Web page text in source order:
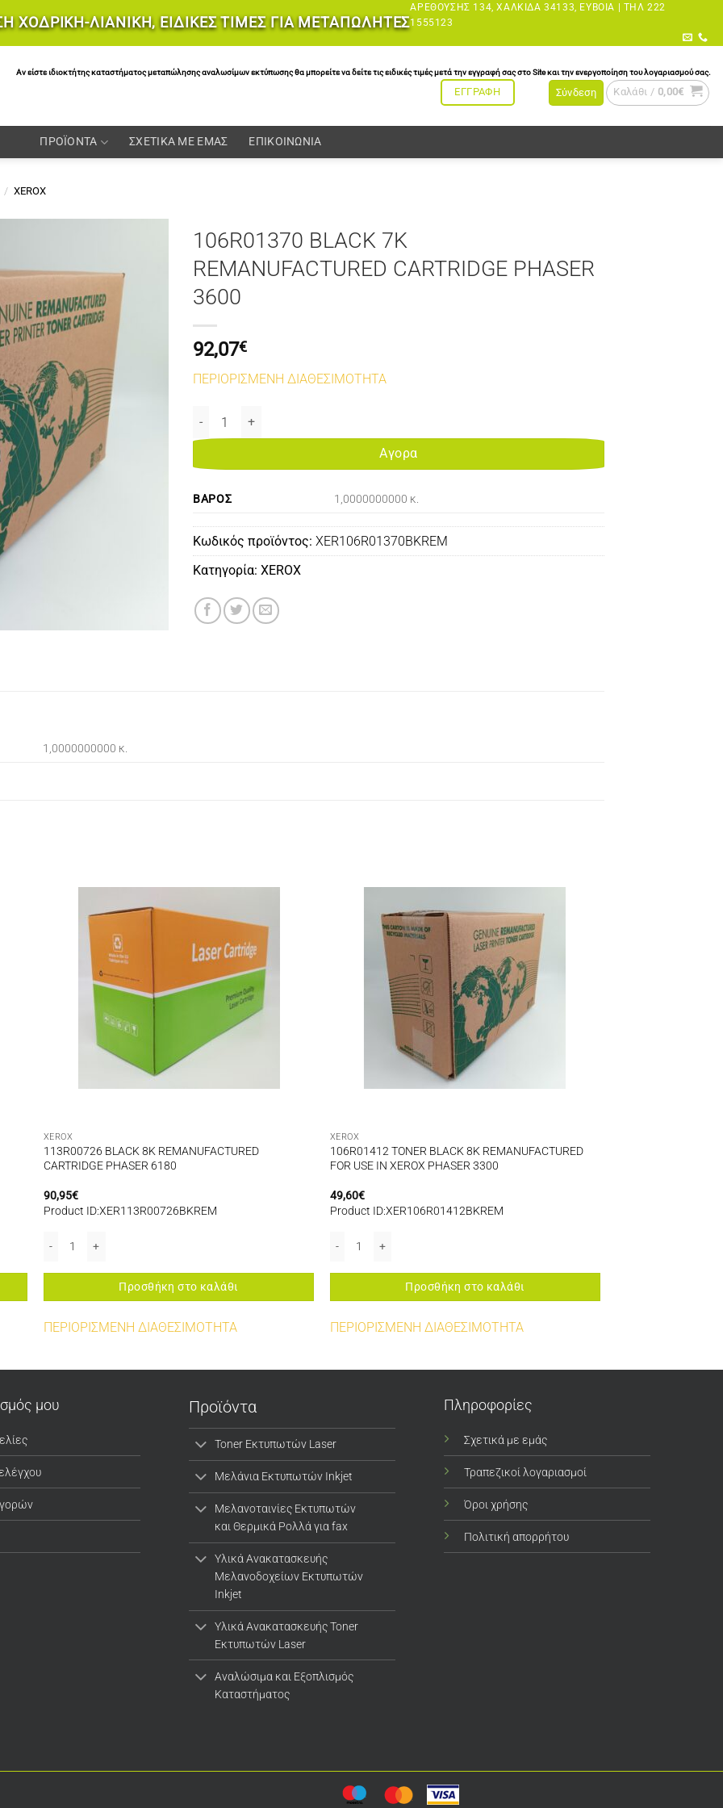
ΧΟΔΡΙΚΗ-ΛΙΑΝΙΚΗ, ΕΙΔΙΚΕΣ ΤΙΜΕΣ ΓΙΑ ΜΕΤΑΠΩΛΗΤΕΣ
ΑΡΕΘΟΎΣΗΣ 134, ΧΑΛΚΊΔΑ 34133, ΕΎΒΟΙΑ | ΤΗΛ 222
1555123
Αν είστε ιδιοκτήτης καταστήματος μεταπώλησης αναλωσίμων εκτύπωσης θα μπορείτε να δείτε τις ειδικές τιμές μετά την εγγραφή σας στο Site και την ενεργοποίηση του λογαριασμού σας.
ΕΓΓΡΑΦΗ Σύνδεση Καλάθι / 0,00€
ΠΡΟΪΟΝΤΑ ΣΧΕΤΙΚΑ ΜΕ ΕΜΑΣ ΕΠΙΚΟΙΝΩΝΙΑ
/ XEROX
106R01370 BLACK 7K
REMANUFACTURED CARTRIDGE PHASER
3600
92,07€
ΠΕΡΙΟΡΙΣΜΕΝΗ ΔΙΑΘΕΣΙΜΟΤΗΤΑ
106R01370 BLACK 7K REMANUFACTURED CARTRIDGE PHASER 3600 ποσότητα
Αγορα
ΒΆΡΟΣ 1,0000000000 κ.
Κωδικός προϊόντος: XER106R01370BKREM
Κατηγορία: XEROX
1,0000000000 κ.
XEROX
113R00726 BLACK 8K REMANUFACTURED
CARTRIDGE PHASER 6180
90,95€
Product ID:XER113R00726BKREM
Προσθήκη στο καλάθι
ΠΕΡΙΟΡΙΣΜΕΝΗ ΔΙΑΘΕΣΙΜΟΤΗΤΑ
XEROX
106R01412 TONER BLACK 8K REMANUFACTURED
FOR USE IN XEROX PHASER 3300
49,60€
Product ID:XER106R01412BKREM
Προσθήκη στο καλάθι
ΠΕΡΙΟΡΙΣΜΕΝΗ ΔΙΑΘΕΣΙΜΟΤΗΤΑ
μου Προϊόντα
Toner Εκτυπωτών Laser
Μελάνια Εκτυπωτών Inkjet
Μελανοταινίες Εκτυπωτών
και Θερμικά Ρολλά για fax
Υλικά Ανακατασκευής
Μελανοδοχείων Εκτυπωτών
Inkjet
Υλικά Ανακατασκευής Toner
Εκτυπωτών Laser
Αναλώσιμα και Εξοπλισμός
Καταστήματος
Πληροφορίες
Σχετικά με εμάς
Τραπεζικοί λογαριασμοί
Όροι χρήσης
Πολιτική απορρήτου